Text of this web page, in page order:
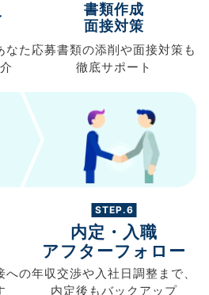
なた
書類作成
面接対策
応募書類の添削や面接対策も
徹底サポート
への
STEP.6
内定・入職
アフターフォロー
年収交渉や入社日調整まで、
内定後もバックアップ